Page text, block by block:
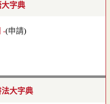
字典
-(申請)
大字典